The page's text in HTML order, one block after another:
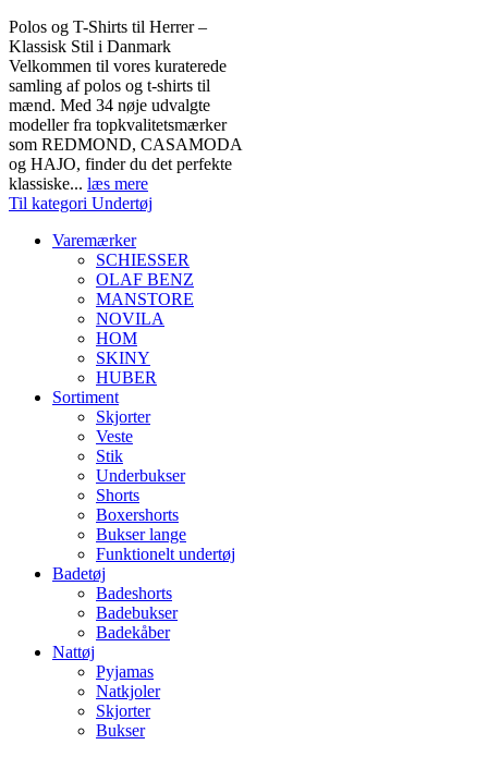
Polos og T-Shirts til Herrer –
Klassisk Stil i Danmark
Velkommen til vores kuraterede
samling af polos og t-shirts til
mænd. Med 34 nøje udvalgte
modeller fra topkvalitetsmærker
som REDMOND, CASAMODA
og HAJO, finder du det perfekte
klassiske... læs mere
Til kategori Undertøj
Varemærker
SCHIESSER
OLAF BENZ
MANSTORE
NOVILA
HOM
SKINY
HUBER
Sortiment
Skjorter
Veste
Stik
Underbukser
Shorts
Boxershorts
Bukser lange
Funktionelt undertøj
Badetøj
Badeshorts
Badebukser
Badekåber
Nattøj
Pyjamas
Natkjoler
Skjorter
Bukser